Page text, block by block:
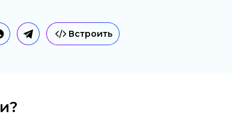
Встроить